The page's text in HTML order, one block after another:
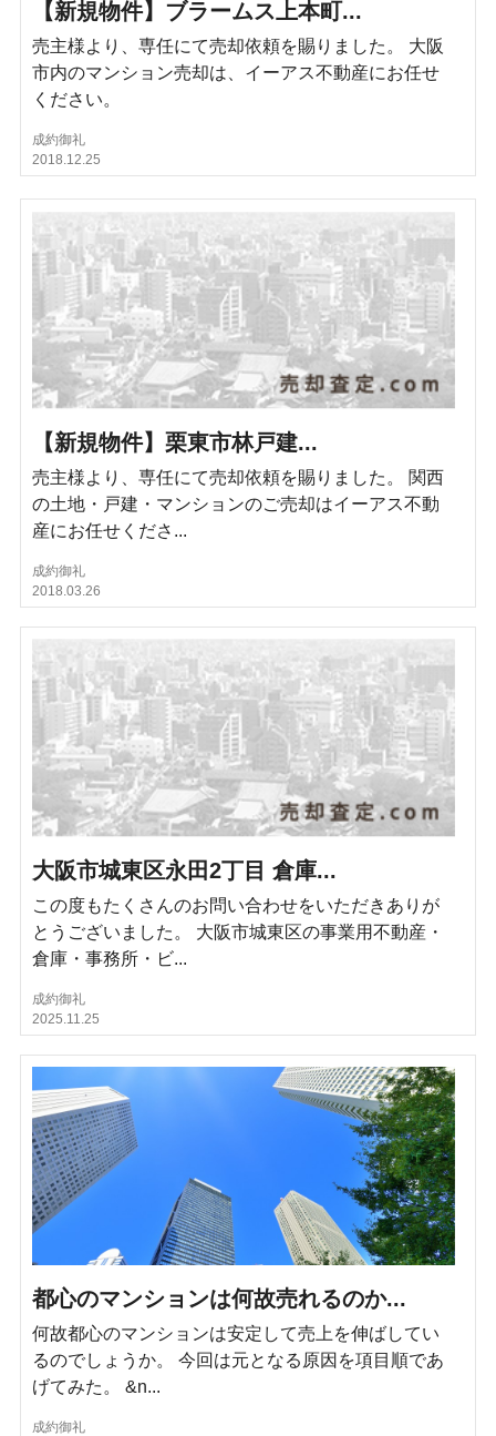
【新規物件】ブラームス上本町...
売主様より、専任にて売却依頼を賜りました。 大阪
市内のマンション売却は、イーアス不動産にお任せ
ください。
成約御礼
2018.12.25
【新規物件】栗東市林戸建...
売主様より、専任にて売却依頼を賜りました。 関西
の土地・戸建・マンションのご売却はイーアス不動
産にお任せくださ...
成約御礼
2018.03.26
大阪市城東区永田2丁目 倉庫...
この度もたくさんのお問い合わせをいただきありが
とうございました。 大阪市城東区の事業用不動産・
倉庫・事務所・ビ...
成約御礼
2025.11.25
都心のマンションは何故売れるのか...
何故都心のマンションは安定して売上を伸ばしてい
るのでしょうか。 今回は元となる原因を項目順であ
げてみた。 &n...
成約御礼